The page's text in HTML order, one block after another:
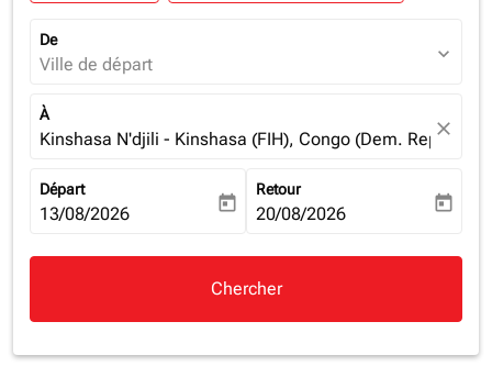
De
Ville de départ expand_more
À
Kinshasa N'djili - Kinshasa (FIH), Congo (Dem. Rep.)
close
Départ
fc-booking-departure-date-aria-label
13/08/2026 today
Retour
fc-booking-return-date-aria-
20/08/2026 today
Chercher